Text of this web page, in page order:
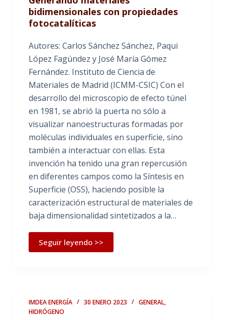
bidimensionales con propiedades
fotocatalíticas
Autores: Carlos Sánchez Sánchez, Paqui
López Fagúndez y José María Gómez
Fernández. Instituto de Ciencia de
Materiales de Madrid (ICMM-CSIC) Con el
desarrollo del microscopio de efecto túnel
en 1981, se abrió la puerta no sólo a
visualizar nanoestructuras formadas por
moléculas individuales en superficie, sino
también a interactuar con ellas. Esta
invención ha tenido una gran repercusión
en diferentes campos como la Síntesis en
Superficie (OSS), haciendo posible la
caracterización estructural de materiales de
baja dimensionalidad sintetizados a la…
Seguir leyendo >>
IMDEA ENERGÍA 30 ENERO 2023 GENERAL,
HIDRÓGENO